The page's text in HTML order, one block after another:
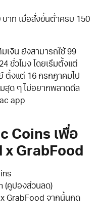
บาท เมื่อสั่งขั้นต่ำครบ 150
เงิน ยังสามารถใช้ 99
ชั่วโมง โดยเริ่มตั้งแต่
ตั้งแต่ 16 กรกฎาคมไป
สุด ๆ ไม่อยากพลาดดีล
app
Coins เพื่อ
x GrabFood
(คูปองส่วนลด)
GrabFood จากนั้นกด